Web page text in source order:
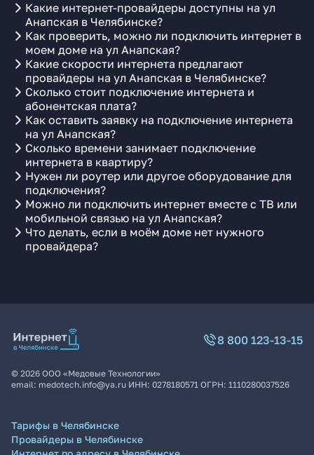
Какие интернет-провайдеры доступны на ул
Анапская в Челябинске?
Как проверить, можно ли подключить интернет в
моем доме на ул Анапская?
Какие скорости интернета предлагают
провайдеры на ул Анапская в Челябинске?
Сколько стоит подключение интернета и
абонентская плата?
Как оставить заявку на подключение интернета
на ул Анапская?
Сколько времени занимает подключение
интернета в квартиру?
Нужен ли роутер или другое оборудование для
подключения?
Можно ли подключить интернет вместе с ТВ или
мобильной связью на ул Анапская?
Что делать, если в моём доме нет нужного
провайдера?
8 800 123-13-15
© 2026 ООО «Медовые Технологии»
email: medotech.info@ya.ru ИНН: 0278180571 ОГРН: 1110280037526
Тарифы в Челябинске
Провайдеры в Челябинске